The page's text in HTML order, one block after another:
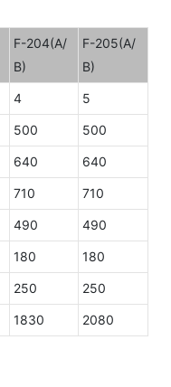
F-204(A/
B)
F-205(A/
B)
4 5
500 500
640 640
710 710
490 490
180 180
250 250
1830 2080